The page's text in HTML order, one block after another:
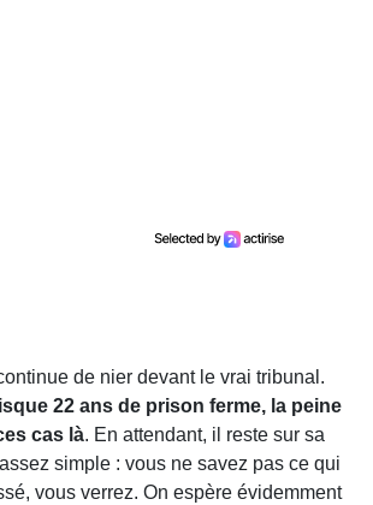
de nier devant le vrai tribunal.
22 ans de prison ferme, la peine
cas là. En attendant, il reste sur sa
simple : vous ne savez pas ce qui
vous verrez. On espère évidemment